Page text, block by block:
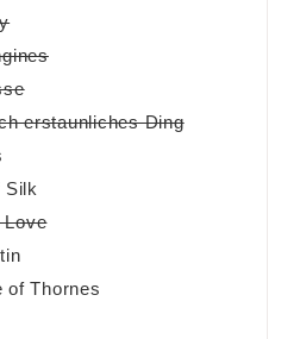
erstaunliches Ding
Silk
Love
of Thornes